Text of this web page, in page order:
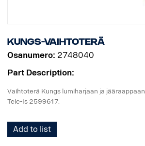
Kungs-vaihtoterä
Osanumero: 2748040
Part Description:
Vaihtoterä Kungs lumiharjaan ja
Tele-Is 2599617.
Add to list